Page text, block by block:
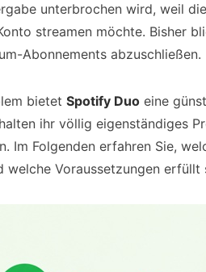
unterbrochen wird, weil
streamen möchte. Bisher
Abonnements abzuschließen.
bietet Spotify Duo eine
ihr völlig eigenständiges
Im Folgenden erfahren Sie,
Voraussetzungen erfüllt